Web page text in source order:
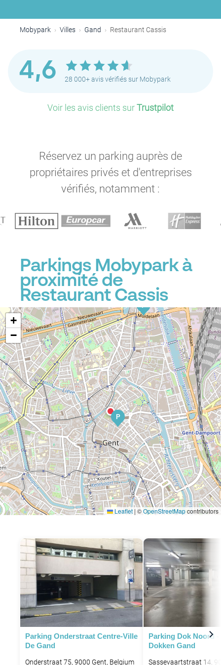
Mobypark Villes Gand Restaurant Cassis
4,6 28 000+ avis vérifiés sur Mobypark
Voir les avis clients surTrustpilot
Réservez un parking auprès de
propriétaires privés et d'entreprises
vérifiés, notamment :
Parkings Mobypark à
proximité de
Restaurant Cassis
P
+
−
Leaflet | ©OpenStreetMapcontributors
Parking Onderstraat Centre-Ville
De Gand
Onderstraat 75, 9000 Gent, Belgium
Parking Dok Noord -
Dokken Gand
Sassevaartstraat 14,